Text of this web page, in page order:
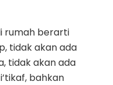
rumah berarti
tidak akan ada
tidak akan ada
bahkan